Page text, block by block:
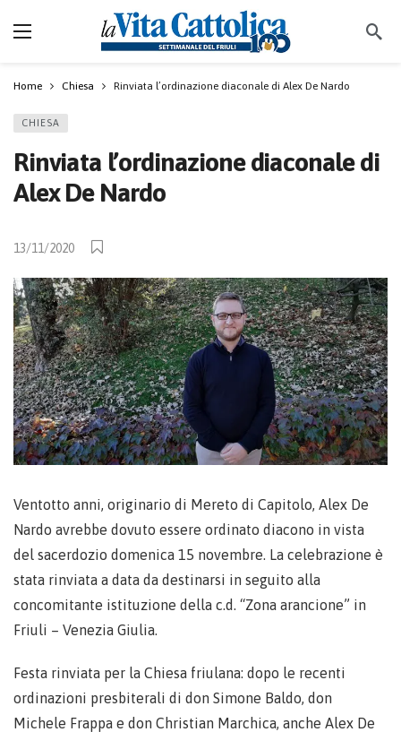
Home Chiesa Rinviata l’ordinazione diaconale di Alex De Nardo
CHIESA
Rinviata l’ordinazione diaconale di
Alex De Nardo
13/11/2020
Ventotto anni, originario di Mereto di Capitolo, Alex De
Nardo avrebbe dovuto essere ordinato diacono in vista
del sacerdozio domenica 15 novembre. La celebrazione è
stata rinviata a data da destinarsi in seguito alla
concomitante istituzione della c.d. “Zona arancione” in
Friuli – Venezia Giulia.
Festa rinviata per la Chiesa friulana: dopo le recenti
ordinazioni presbiterali di don Simone Baldo, don
Michele Frappa e don Christian Marchica, anche Alex De